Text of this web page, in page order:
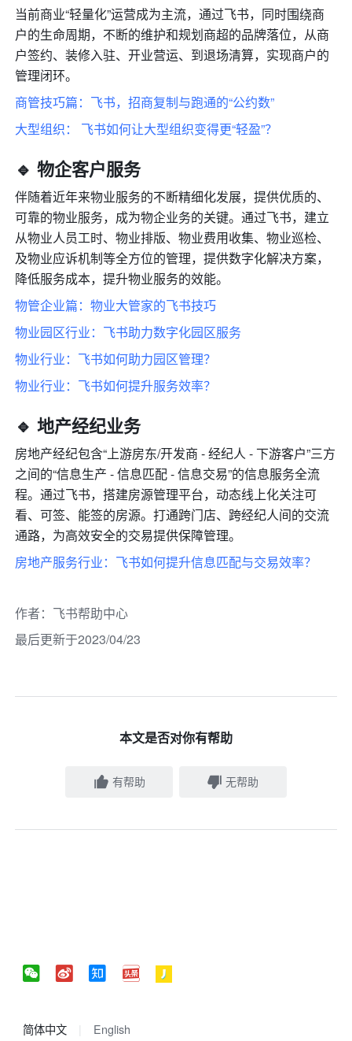
当前商业“轻量化”运营成为主流，通过飞书，同时围绕商
户的生命周期，不断的维护和规划商超的品牌落位，从商
户签约、装修入驻、开业营运、到退场清算，实现商户的
管理闭环。
商管技巧篇：飞书，招商复制与跑通的“公约数”
大型组织： 飞书如何让大型组织变得更“轻盈”？
🔹 物企客户服务
伴随着近年来物业服务的不断精细化发展，提供优质的、
可靠的物业服务，成为物企业务的关键。通过飞书，建立
从物业人员工时、物业排版、物业费用收集、物业巡检、
及物业应诉机制等全方位的管理，提供数字化解决方案，
降低服务成本，提升物业服务的效能。
物管企业篇：物业大管家的飞书技巧
物业园区行业：飞书助力数字化园区服务
物业行业：飞书如何助力园区管理？
物业行业：飞书如何提升服务效率？
🔹 地产经纪业务
房地产经纪包含“上游房东/开发商 - 经纪人 - 下游客户”三方
之间的“信息生产 - 信息匹配 - 信息交易”的信息服务全流
程。通过飞书，搭建房源管理平台，动态线上化关注可
看、可签、能签的房源。打通跨门店、跨经纪人间的交流
通路，为高效安全的交易提供保障管理。
房地产服务行业：飞书如何提升信息匹配与交易效率？
作者： 飞书帮助中心
最后更新于2023/04/23
本文是否对你有帮助
有帮助 无帮助
简体中文 English